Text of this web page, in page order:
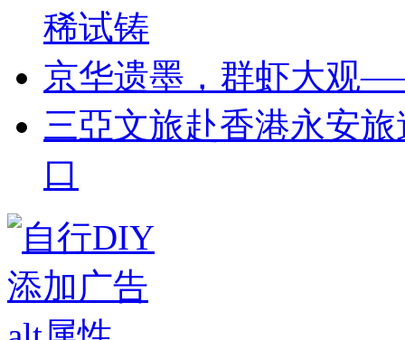
稀试铸
京华遗墨，群虾大观
三亞文旅赴香港永安
口